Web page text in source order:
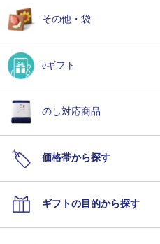
その他・袋
eギフト
のし対応商品
価格帯から探す
ギフトの目的から探す